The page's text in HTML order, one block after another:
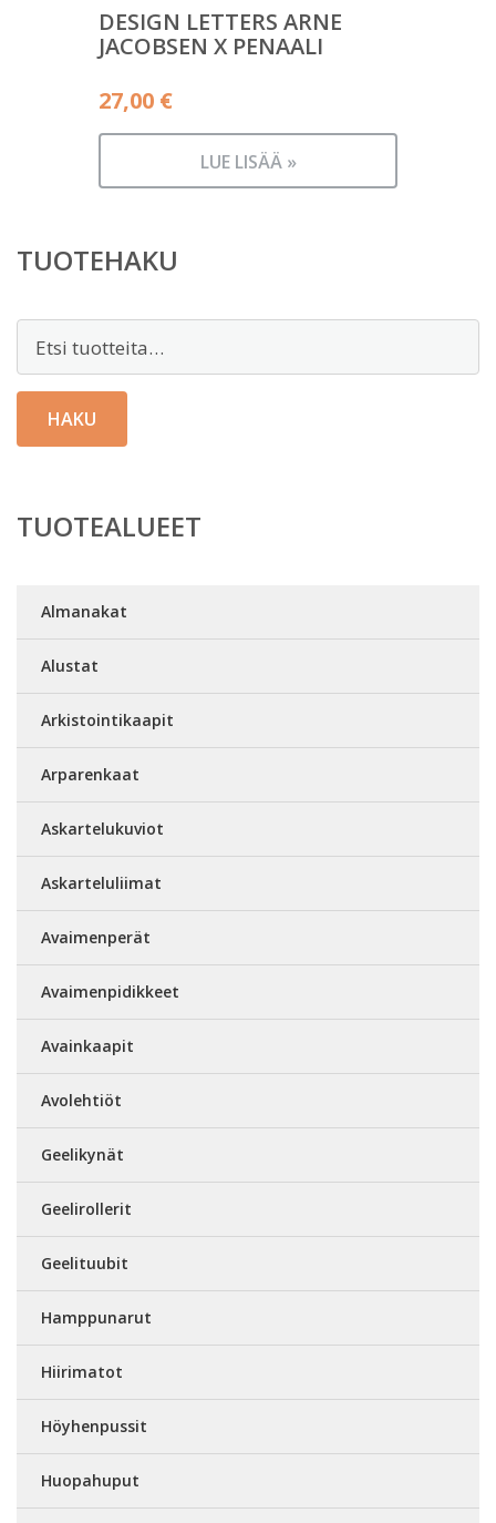
DESIGN LETTERS ARNE
JACOBSEN X PENAALI
27,00 €
LUE LISÄÄ »
TUOTEHAKU
HAKU
TUOTEALUEET
Almanakat
Alustat
Arkistointikaapit
Arparenkaat
Askartelukuviot
Askarteluliimat
Avaimenperät
Avaimenpidikkeet
Avainkaapit
Avolehtiöt
Geelikynät
Geelirollerit
Geelituubit
Hamppunarut
Hiirimatot
Höyhenpussit
Huopahuput